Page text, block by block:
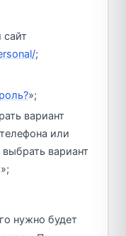
;
»;
вариант
или
вариант
нужно будет